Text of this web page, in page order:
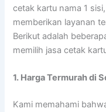
cetak kartu nama 1
memberikan layanan
Berikut adalah
memilih jasa cetak
1. Harga Termurah di
Kami memahami